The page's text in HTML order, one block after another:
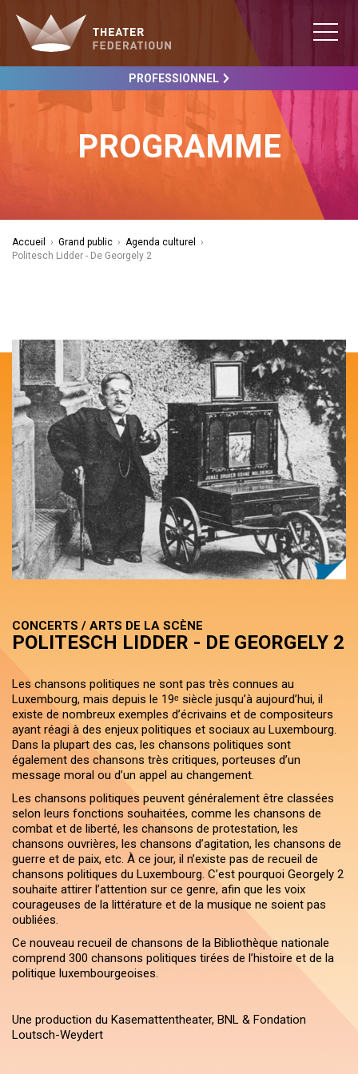
PROFESSIONNEL
PROGRAMME
Accueil › Grand public › Agenda culturel
›
Politesch Lidder - De Georgely 2
CONCERTS / ARTS DE LA SCÈNE
POLITESCH LIDDER - DE GEORGELY 2
Les chansons politiques ne sont pas très connues au
Luxembourg, mais depuis le 19ᵉ siècle jusqu’à aujourd’hui, il
existe de nombreux exemples d’écrivains et de compositeurs
ayant réagi à des enjeux politiques et sociaux au Luxembourg.
Dans la plupart des cas, les chansons politiques sont
également des chansons très critiques, porteuses d’un
message moral ou d’un appel au changement.
Les chansons politiques peuvent généralement être classées
selon leurs fonctions souhaitées, comme les chansons de
combat et de liberté, les chansons de protestation, les
chansons ouvrières, les chansons d’agitation, les chansons de
guerre et de paix, etc. À ce jour, il n’existe pas de recueil de
chansons politiques du Luxembourg. C’est pourquoi Georgely 2
souhaite attirer l’attention sur ce genre, afin que les voix
courageuses de la littérature et de la musique ne soient pas
oubliées.
Ce nouveau recueil de chansons de la Bibliothèque nationale
comprend 300 chansons politiques tirées de l’histoire et de la
politique luxembourgeoises.
Une production du Kasemattentheater, BNL & Fondation
Loutsch-Weydert